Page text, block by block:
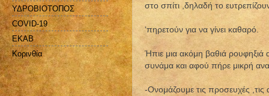
στο σπίτι ,δηλαδή το
‘πηρετούν για να γίνει καθαρό.
Ήπιε μια ακόμη βαθιά ρουφηξιά
συνάμα και αφού πήρε μικρή
-Ονομάζουμε τις προσευχές
ΥΔΡΟΒΙΟΤΟΠΟΣ
COVID-19
EKAB
Kορινθία